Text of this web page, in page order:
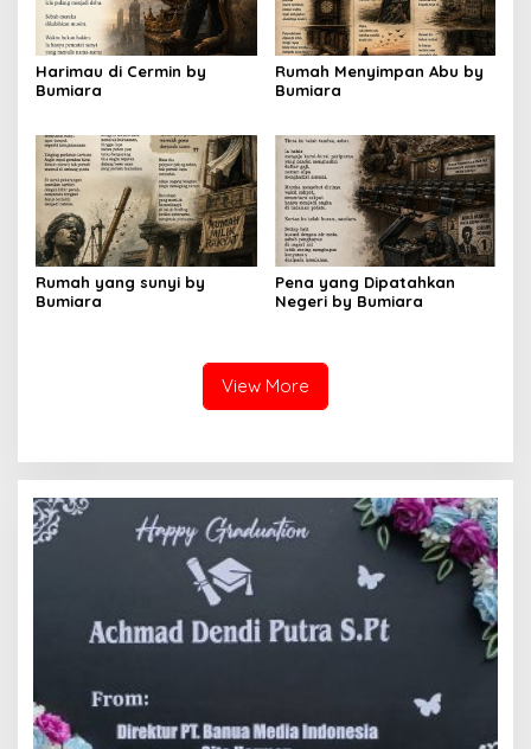
Harimau di Cermin by
Bumiara
Rumah Menyimpan Abu by
Bumiara
Rumah yang sunyi by
Bumiara
Pena yang Dipatahkan
Negeri by Bumiara
View More